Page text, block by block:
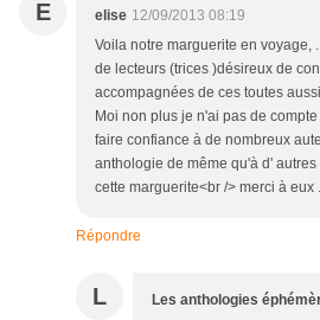
E elise 12/09/2013 08:19
Voila notre marguerite en voyage,
de lecteurs (trices )désireux de
accompagnées de ces toutes
Moi non plus je n'ai pas de
faire confiance à de nombreux
anthologie de même qu'à d'
cette marguerite<br /> merci à eux
Répondre
L Les anthologies